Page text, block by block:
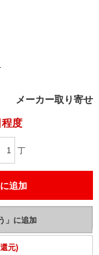
メーカー取り寄せ
度
丁
元)